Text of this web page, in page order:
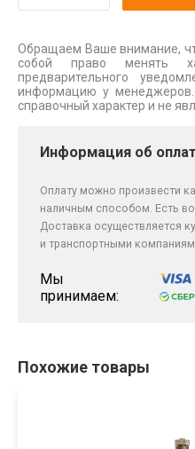
Обращаем Ваше внимание,
собой право менять
предварительного
информацию у
справочный характер и не
Информация об
Оплату можно произвести
наличным способом. Есть
Доставка осуществляется
и транспортными
Мы
принимаем:
Похожие товары